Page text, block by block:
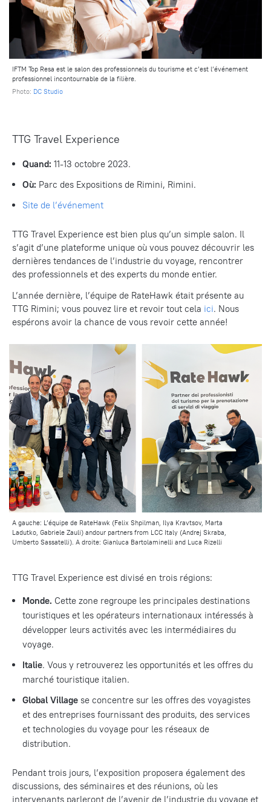
IFTM Top Resa est le salon des professionnels du tourisme et c’est l’événement
professionnel incontournable de la filière.
Photo: DC Studio
TTG Travel Experience
Quand: 11-13 octobre 2023.
Où: Parc des Expositions de Rimini, Rimini.
Site de l’événement
TTG Travel Experience est bien plus qu’un simple salon. Il
s’agit d’une plateforme unique où vous pouvez découvrir les
dernières tendances de l’industrie du voyage, rencontrer
des professionnels et des experts du monde entier.
L’année dernière, l’équipe de RateHawk était présente au
TTG Rimini; vous pouvez lire et revoir tout cela ici. Nous
espérons avoir la chance de vous revoir cette année!
A gauche: L’équipe de RateHawk (Felix Shpilman, Ilya Kravtsov, Marta
Ladutko, Gabriele Zauli) andour partners from LCC Italy (Andrej Skraba,
Umberto Sassatelli). A droite: Gianluca Bartolaminelli and Luca Rizelli
TTG Travel Experience est divisé en trois régions:
Monde. Cette zone regroupe les principales destinations
touristiques et les opérateurs internationaux intéressés à
développer leurs activités avec les intermédiaires du
voyage.
Italie. Vous y retrouverez les opportunités et les offres du
marché touristique italien.
Global Village se concentre sur les offres des voyagistes
et des entreprises fournissant des produits, des services
et technologies du voyage pour les réseaux de
distribution.
Pendant trois jours, l’exposition proposera également des
discussions, des séminaires et des réunions, où les
intervenants parleront de l’avenir de l’industrie du voyage et